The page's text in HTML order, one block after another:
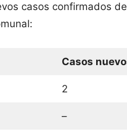
casos confirmados
Casos
2
–